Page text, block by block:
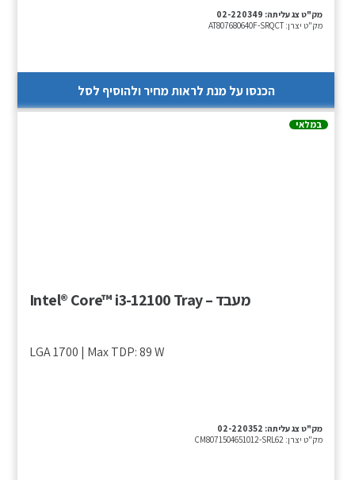
מק"ט צג עליתה: 02-220349
מק"ט יצרן: AT807680640F-SRQCT
הכנסו על מנת לראות מחיר ולהוסיף לסל
במלאי
מעבד – Intel® Core™ i3-12100 Tray
LGA 1700 | Max TDP: 89 W
מק"ט צג עליתה: 02-220352
מק"ט יצרן: CM8071504651012-SRL62